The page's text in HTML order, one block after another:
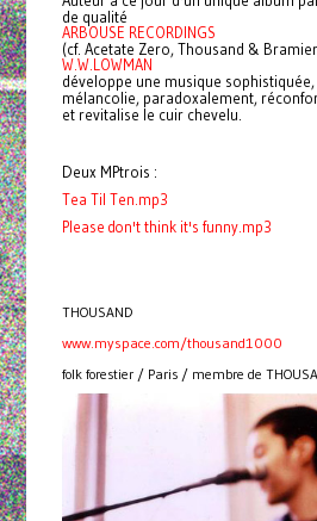
de qualité
ARBOUSE RECORDINGS
(cf. Acetate Zero, Thousand &
W.W.LOWMAN
développe une musique
mélancolie, paradoxalement,
et revitalise le cuir chevelu.
Deux MPtrois :
Tea Til Ten.mp3
Please don't think it's funny.mp3
THOUSAND
www.myspace.com/thousand1000
folk forestier / Paris / membre de